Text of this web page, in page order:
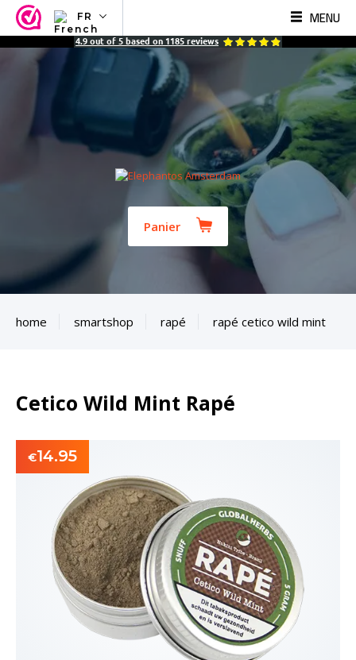
FR
NL
ES
MENU
4.9 out of 5 based on 1185 reviews
Panier
home smartshop rapé rapé cetico wild mint
Cetico Wild Mint Rapé
€14.95